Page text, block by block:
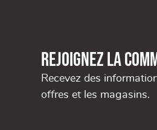
Rejoignez la
Recevez des
offres et les magasins.